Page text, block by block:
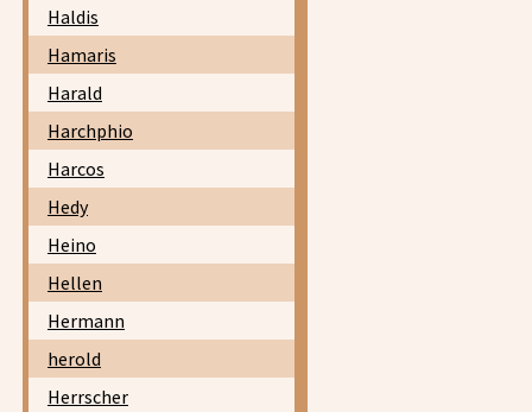
Haldis
Hamaris
Harald
Harchphio
Harcos
Hedy
Heino
Hellen
Hermann
herold
Herrscher